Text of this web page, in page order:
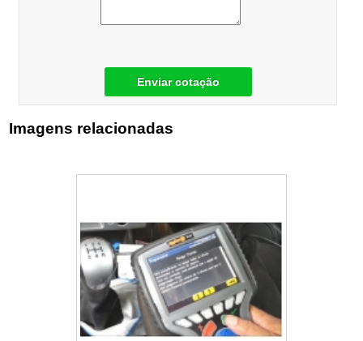
Enviar cotação
Imagens relacionadas